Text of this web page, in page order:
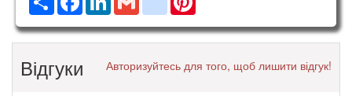
Відгуки Авторизуйтесь для того, щоб лишити відгук!